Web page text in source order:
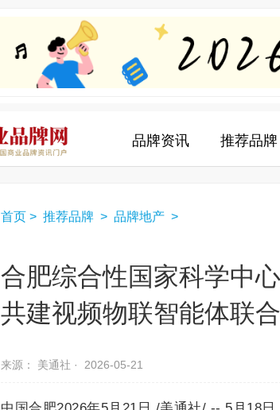
品牌资讯 推荐品牌
首页 > 推荐品牌 > 品牌地产 >
合肥综合性国家科学中
共建视频物联智能体联
来源： 美通社 · 2026-05-21